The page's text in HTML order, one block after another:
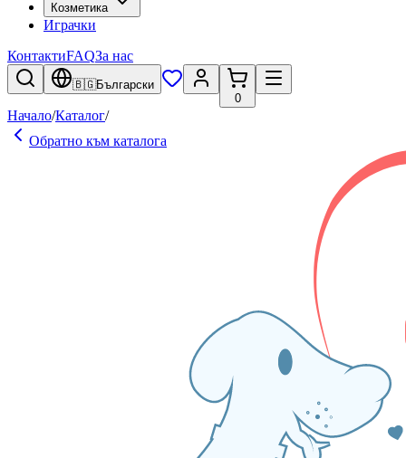
Козметика
Играчки
КонтактиFAQЗа нас
🇧🇬Български
0
Начало/Каталог/
Обратно към каталога